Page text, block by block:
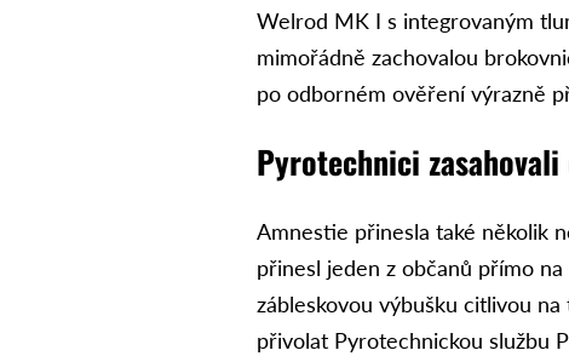
Welrod MK I s integrovaným
mimořádně zachovalou
po odborném ověření výrazně
Pyrotechnici zasahovali
Amnestie přinesla také několik
přinesl jeden z občanů přímo
zábleskovou výbušku citlivou
přivolat Pyrotechnickou službu